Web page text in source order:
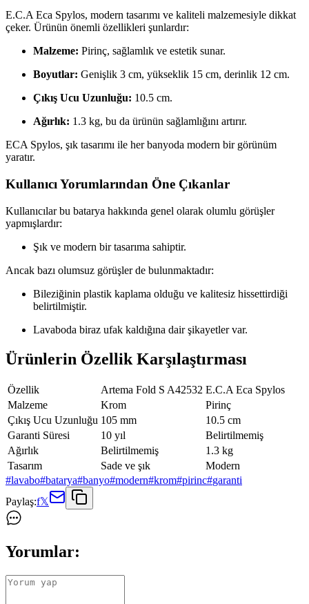
E.C.A Eca Spylos, modern tasarımı ve kaliteli malzemesiyle dikkat
çeker. Ürünün önemli özellikleri şunlardır:
Malzeme: Pirinç, sağlamlık ve estetik sunar.
Boyutlar: Genişlik 3 cm, yükseklik 15 cm, derinlik 12 cm.
Çıkış Ucu Uzunluğu: 10.5 cm.
Ağırlık: 1.3 kg, bu da ürünün sağlamlığını artırır.
ECA Spylos, şık tasarımı ile her banyoda modern bir görünüm
yaratır.
Kullanıcı Yorumlarından Öne Çıkanlar
Kullanıcılar bu batarya hakkında genel olarak olumlu görüşler
yapmışlardır:
Şık ve modern bir tasarıma sahiptir.
Ancak bazı olumsuz görüşler de bulunmaktadır:
Bileziğinin plastik kaplama olduğu ve kalitesiz hissettirdiği
belirtilmiştir.
Lavaboda biraz ufak kaldığına dair şikayetler var.
Ürünlerin Özellik Karşılaştırması
Özellik Artema Fold S A42532 E.C.A Eca Spylos
Malzeme
Krom
Pirinç
Çıkış Ucu Uzunluğu 105 mm
10.5 cm
Garanti Süresi
10 yıl
Belirtilmemiş
Ağırlık
Belirtilmemiş
1.3 kg
Tasarım
Sade ve şık
Modern
#lavabo#batarya#banyo#modern#krom#pirinc#garanti
Paylaş:f𝕏
Yorumlar: